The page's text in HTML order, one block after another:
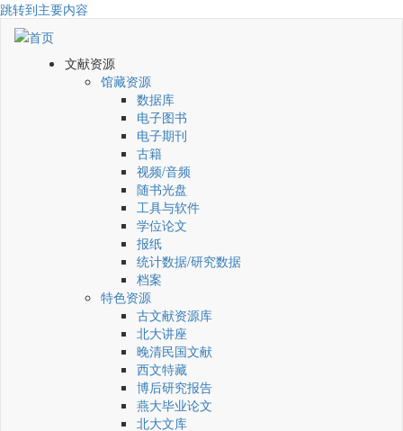
跳转到主要内容
文献资源
馆藏资源
数据库
电子图书
电子期刊
古籍
视频/音频
随书光盘
工具与软件
学位论文
报纸
统计数据/研究数据
档案
特色资源
古文献资源库
北大讲座
晚清民国文献
西文特藏
博后研究报告
燕大毕业论文
北大文库